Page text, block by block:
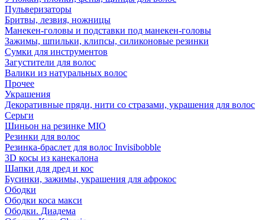
Пульверизаторы
Бритвы, лезвия, ножницы
Манекен-головы и подставки под манекен-головы
Зажимы, шпильки, клипсы, силиконовые резинки
Сумки для инструментов
Загустители для волос
Валики из натуральных волос
Прочее
Украшения
Декоративные пряди, нити со стразами, украшения для волос
Серьги
Шиньон на резинке MIO
Резинки для волос
Резинка-браслет для волос Invisibobble
3D косы из канекалона
Шапки для дред и кос
Бусинки, зажимы, украшения для афрокос
Ободки
Ободки коса макси
Ободки. Диадема